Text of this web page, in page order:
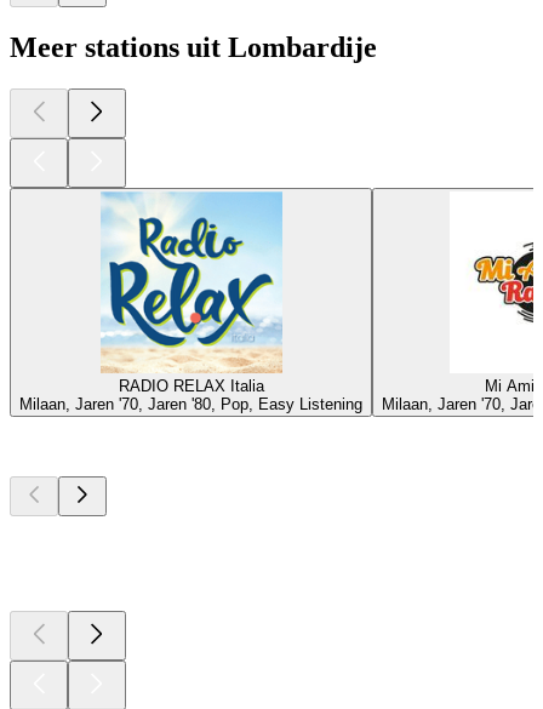
Meer stations uit Lombardije
RADIO RELAX Italia
Milaan, Jaren '70, Jaren '80, Pop, Easy Listening
Mi
Milaan, Jaren '70,